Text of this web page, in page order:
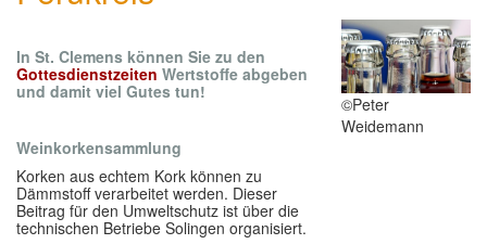
In St. Clemens können Sie zu den
Gottesdienstzeiten Wertstoffe abgeben
und damit viel Gutes tun!
Weinkorkensammlung
Korken aus echtem Kork können zu
Dämmstoff verarbeitet werden. Dieser
Beitrag für den Umweltschutz ist über die
technischen Betriebe Solingen organisiert.
©Peter
Weidemann